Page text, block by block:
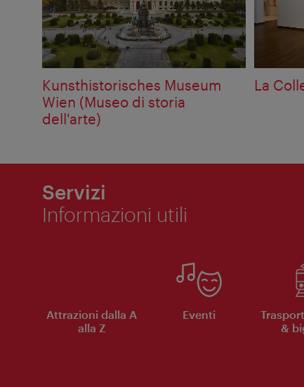
Kunsthistorisches Museum
Wien (Museo di storia
dell'arte)
La
Servizi
Informazioni utili
Attrazioni dalla A
alla Z
Eventi
&